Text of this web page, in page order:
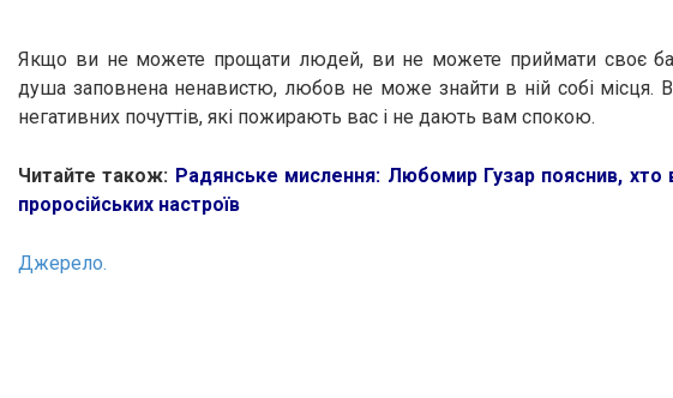
Якщо ви не можете прощати людей, ви не можете приймати своє
душа заповнена ненавистю, любов не може знайти в ній собі місця.
негативних почуттів, які пожирають вас і не дають вам спокою.
Читайте також: Радянське мислення: Любомир Гузар пояснив, хто
проросійських настроїв
Джерело.